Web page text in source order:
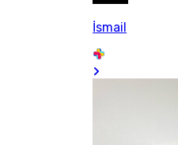
İsmail